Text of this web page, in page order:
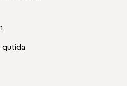
qutida